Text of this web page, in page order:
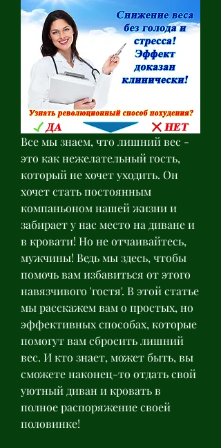
Все мы знаем, что лишний вес -
это как нежелательный гость,
который не хочет уходить. Он
хочет стать постоянным
компаньоном нашей жизни и
забирает у нас место на диване и
в кровати! Но не отчаивайтесь,
мужчины! Ведь мы здесь, чтобы
помочь вам избавиться от этого
навязчивого 'гостя'. В этой статье
мы расскажем вам о простых, но
эффективных способах, которые
помогут вам сбросить лишний
вес. И кто знает, может быть, вы
сможете наконец-то отдать свой
уютный диван и кровать в
полное распоряжение своей
половинке!